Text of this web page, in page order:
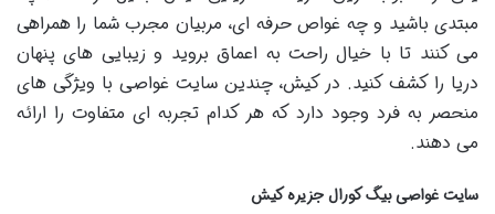
مبتدی باشید و چه غواص حرفه ای، مربیان مجرب شما را همراهی
می کنند تا با خیال راحت به اعماق بروید و زیبایی های پنهان
دریا را کشف کنید. در کیش، چندین سایت غواصی با ویژگی های
منحصر به فرد وجود دارد که هر کدام تجربه ای متفاوت را ارائه
می دهند.
سایت غواصی بیگ کورال جزیره کیش